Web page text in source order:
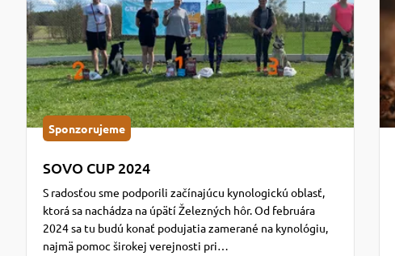
Sponzorujeme
SOVO CUP 2024
S radosťou sme podporili začínajúcu kynologickú oblasť,
ktorá sa nachádza na úpätí Železných hôr. Od februára
2024 sa tu budú konať podujatia zamerané na kynológiu,
najmä pomoc širokej verejnosti pri…